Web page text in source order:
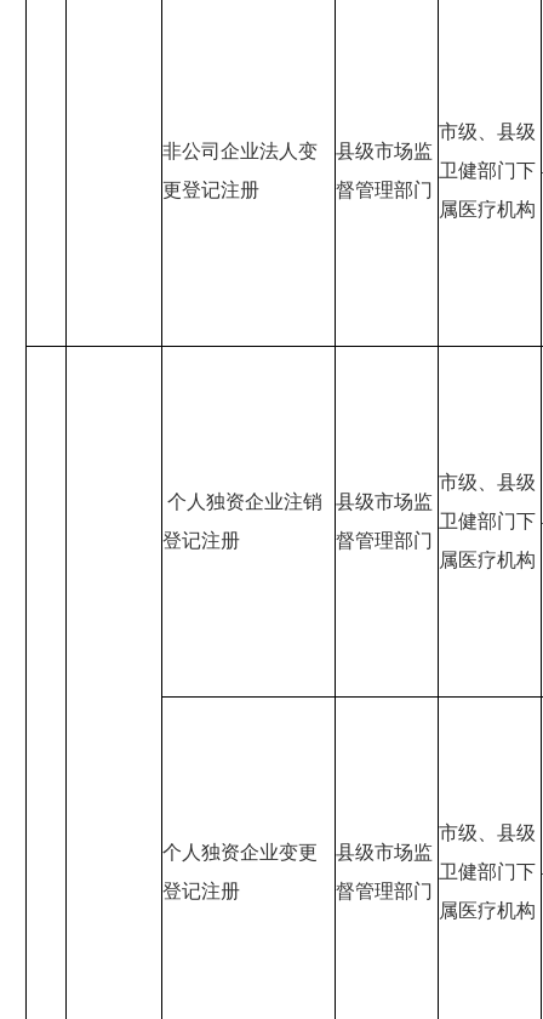
非公司企业法人变
更登记注册
县级市场监
督管理部门
市级、县级
卫健部门下
属医疗机构
个人独资企业注销
登记注册
县级市场监
督管理部门
市级、县级
卫健部门下
属医疗机构
个人独资企业变更
登记注册
县级市场监
督管理部门
市级、县级
卫健部门下
属医疗机构